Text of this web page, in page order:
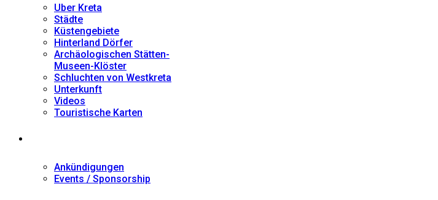
Uber Kreta
Städte
Küstengebiete
Hinterland Dörfer
Archäologischen Stätten-
Museen-Klöster
Schluchten von Westkreta
Unterkunft
Videos
Touristische Karten
Ankündigungen
Events / Sponsorship